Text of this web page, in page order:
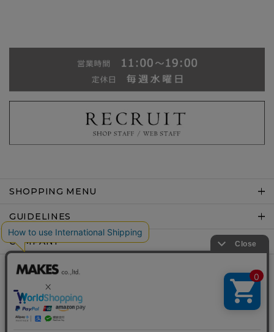
SHOPPING MENU
GUIDELINES
COMPANY